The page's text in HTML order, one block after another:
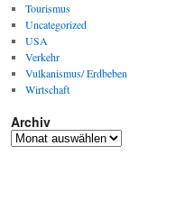
Tourismus
Uncategorized
USA
Verkehr
Vulkanismus/ Erdbeben
Wirtschaft
Archiv
Archiv